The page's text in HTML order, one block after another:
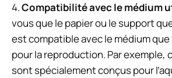
4.Compatibilité avec le médium
vous que le papier ou le support
est compatible avec le médium
pour la reproduction. Par exemple,
sont spécialement conçus pour